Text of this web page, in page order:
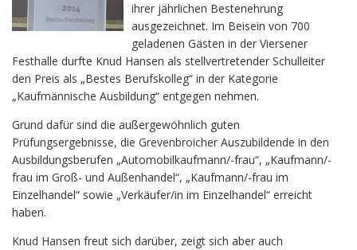
ihrer jährlichen Bestenehrung
ausgezeichnet. Im Beisein von 700
geladenen Gästen in der Viersener
Festhalle durfte Knud Hansen als stellvertretender Schulleiter
den Preis als „Bestes Berufskolleg“ in der Kategorie
„Kaufmännische Ausbildung“ entgegen nehmen.
Grund dafür sind die außergewöhnlich guten
Prüfungsergebnisse, die Grevenbroicher Auszubildende in den
Ausbildungsberufen „Automobilkaufmann/-frau“, „Kaufmann/-
frau im Groß- und Außenhandel“, „Kaufmann/-frau im
Einzelhandel“ sowie „Verkäufer/in im Einzelhandel“ erreicht
haben.
Knud Hansen freut sich darüber, zeigt sich aber auch